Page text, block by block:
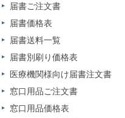
届書ご注文書
届書価格表
届書送料一覧
届書別刷り価格表
医療機関様向け届書注文書
窓口用品ご注文書
窓口用品価格表